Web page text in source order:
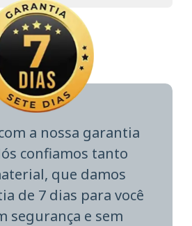
a nossa garantia
confiamos tanto
que damos
de 7 dias para você
segurança e sem